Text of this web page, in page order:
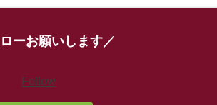
ーお願いします／
Follow